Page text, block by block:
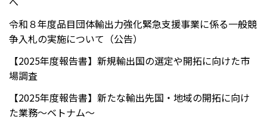
令和８年度品目団体輸出力強化緊急支援事業に係る一般競
争入札の実施について（公告）
【2025年度報告書】新規輸出国の選定や開拓に向けた市
場調査
【2025年度報告書】新たな輸出先国・地域の開拓に向け
た業務～ベトナム～